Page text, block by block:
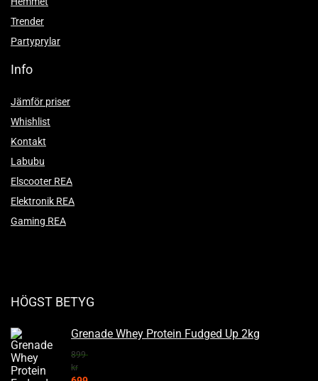
Trender
Partyprylar
Info
Jämför priser
Whishlist
Kontakt
Labubu
Elscooter REA
Elektronik REA
Gaming REA
HÖGST BETYG
Grenade Whey Protein Fudged Up 2kg
899
kr